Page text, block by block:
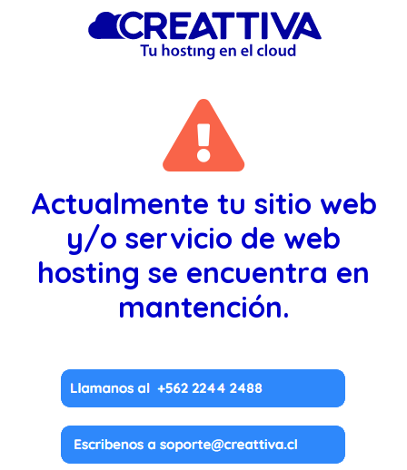
Actualmente tu sitio web
y/o servicio de web
hosting se encuentra en
mantención.